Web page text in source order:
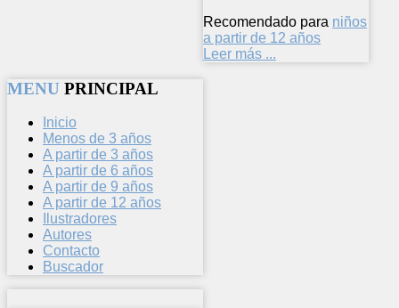
Recomendado para niños
a partir de 12 años
Leer más ...
MENU PRINCIPAL
Inicio
Menos de 3 años
A partir de 3 años
A partir de 6 años
A partir de 9 años
A partir de 12 años
Ilustradores
Autores
Contacto
Buscador